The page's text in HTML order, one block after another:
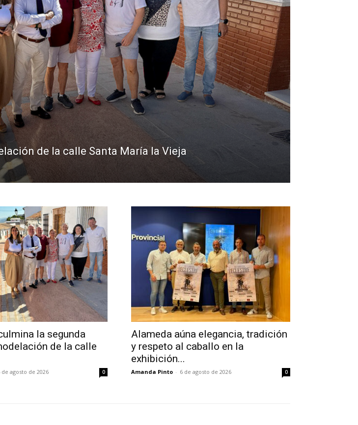
de la calle Santa María la Vieja
la segunda
de la calle
de agosto de 2026 0
Alameda aúna elegancia, tradición
y respeto al caballo en la
exhibición...
Amanda Pinto - 6 de agosto de 2026 0